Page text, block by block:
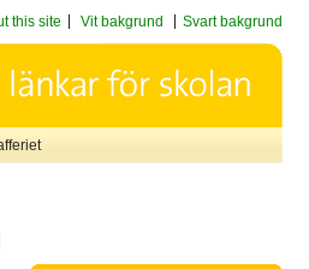
this site Vit bakgrund Svart bakgrund